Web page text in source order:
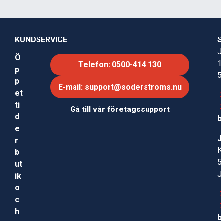
KUNDSERVICE
Ö
p
p
et
ti
d
e
r
b
ut
ik
o
c
h
Telefon: 0500-414 130
E-mail: support@soderstroms.nu
Gå till vår företagssupport